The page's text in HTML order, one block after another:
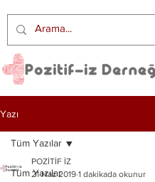
Yazı
Tüm Yazılar
Tüm Yazılar
POZİTİF İZ
21 Haz 2019 1 dakikada okunur